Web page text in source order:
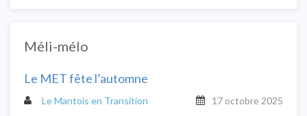
Méli-mélo
Le MET fête l’automne
Le Mantois en Transition 17 octobre 2025